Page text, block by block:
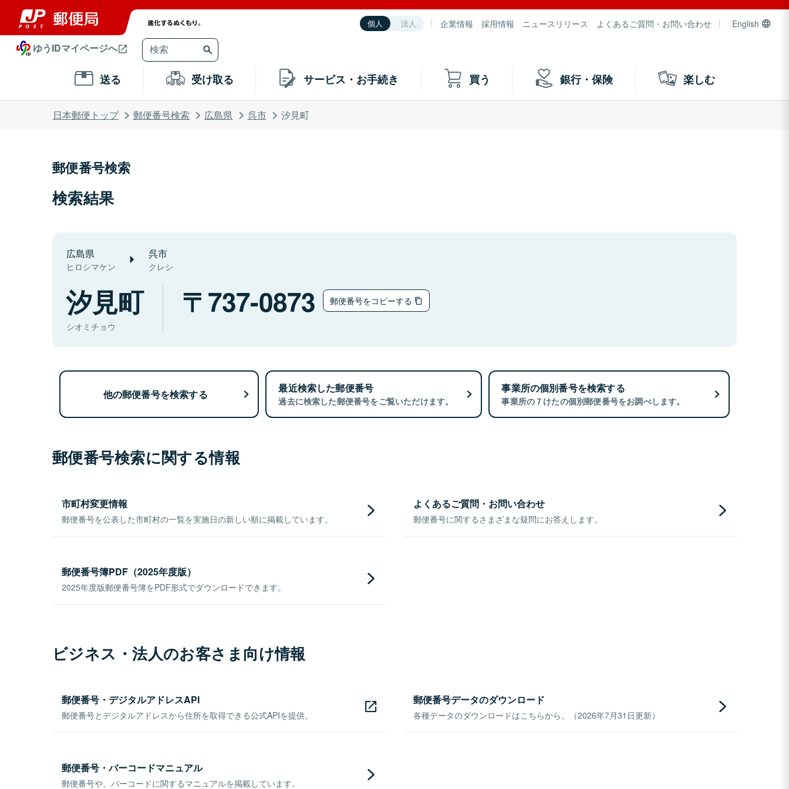
個人 法人 企業情報 採用情報 ニュースリリース よくあるご質問・お問い合わせ English
ゆうIDマイページへ
送る 受け取る サービス・お手続き 買う 銀行・保険 楽しむ
日本郵便トップ 郵便番号検索 広島県 呉市 汐見町
郵便番号検索
検索結果
広島県
ヒロシマケン
呉市
クレシ
汐見町
シオミチョウ
737-0873 郵便番号をコピーする
他の郵便番号を検索する 最近検索した郵便番号
過去に検索した郵便番号をご覧いただけます。
事業所の個別番号を検索する
事業所の７けたの個別郵便番号をお調べします。
郵便番号検索に関する情報
市町村変更情報
郵便番号を公表した市町村の一覧を実施日の新しい順に掲載しています。
よくあるご質問・お問い合わせ
郵便番号に関するさまざまな疑問にお答えします。
郵便番号簿PDF（2025年度版）
2025年度版郵便番号簿をPDF形式でダウンロードできます。
ビジネス・法人のお客さま向け情報
郵便番号・デジタルアドレスAPI
郵便番号とデジタルアドレスから住所を取得できる公式APIを提供。
郵便番号データのダウンロード
各種データのダウンロードはこちらから。（2026年7月31日更新）
郵便番号・バーコードマニュアル
郵便番号や、バーコードに関するマニュアルを掲載しています。